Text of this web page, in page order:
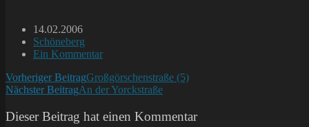
Beitrag
veröffentlicht:
14.02.2006
Beitrags-
Kategorie:
Schöneberg
Beitrags-
Ein Kommentar
Weitere
Artikel
ansehen
Vorheriger BeitragGroßgörschenstraße (5)
Nächster BeitragAn der Yorckstraße
Dieser Beitrag hat einen Kommentar